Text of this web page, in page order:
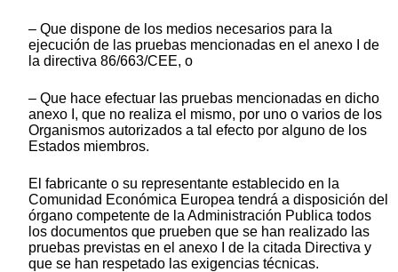
– Que dispone de los medios necesarios para la
ejecución de las pruebas mencionadas en el anexo I de
la directiva 86/663/CEE, o
– Que hace efectuar las pruebas mencionadas en dicho
anexo I, que no realiza el mismo, por uno o varios de los
Organismos autorizados a tal efecto por alguno de los
Estados miembros.
El fabricante o su representante establecido en la
Comunidad Económica Europea tendrá a disposición del
órgano competente de la Administración Publica todos
los documentos que prueben que se han realizado las
pruebas previstas en el anexo I de la citada Directiva y
que se han respetado las exigencias técnicas.